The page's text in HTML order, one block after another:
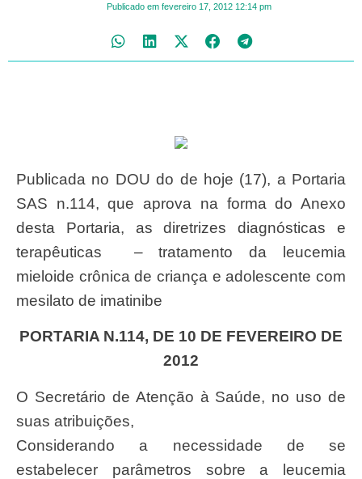
Publicado em fevereiro 17, 2012 12:14 pm
Publicada no DOU do de hoje (17), a Portaria
SAS n.114, que aprova na forma do Anexo
desta Portaria, as diretrizes diagnósticas e
terapêuticas – tratamento da leucemia
mieloide crônica de criança e adolescente com
mesilato de imatinibe
PORTARIA N.114, DE 10 DE FEVEREIRO DE
2012
O Secretário de Atenção à Saúde, no uso de
suas atribuições,
Considerando a necessidade de se
estabelecer parâmetros sobre a leucemia